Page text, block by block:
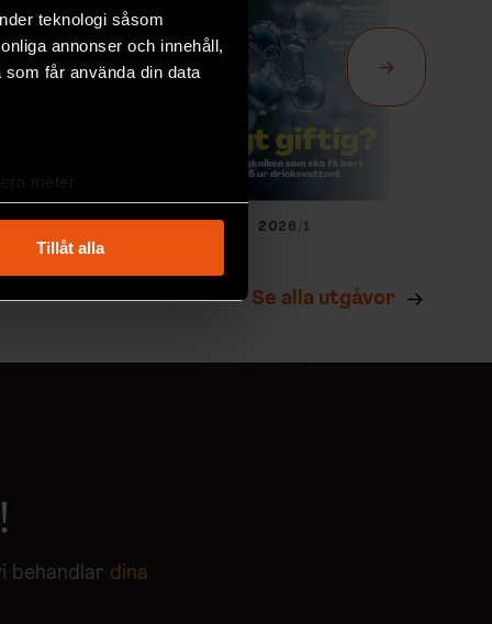
teknologi såsom
annonser och innehåll,
får använda din data
meter
. Du kan ändra
Tillåt alla
2026/1
Se alla utgåvor
behandlar dina